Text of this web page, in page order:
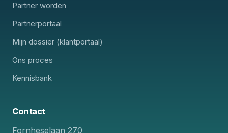
Partner worden
Partnerportaal
Mijn dossier (klantportaal)
Ons proces
Kennisbank
Contact
Fornheselaan 270